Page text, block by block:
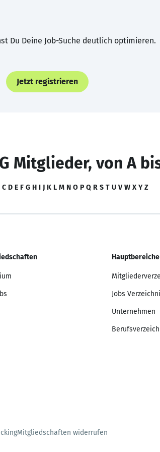
Du Deine Job-Suche deutlich optimieren.
Jetzt registrieren
Mitglieder, von A
C D E F G H I J K L M N O P Q R S T U V W X Y Z
Hauptbereiche
Jobs
Unternehmen
Mitgliedschaften widerrufen